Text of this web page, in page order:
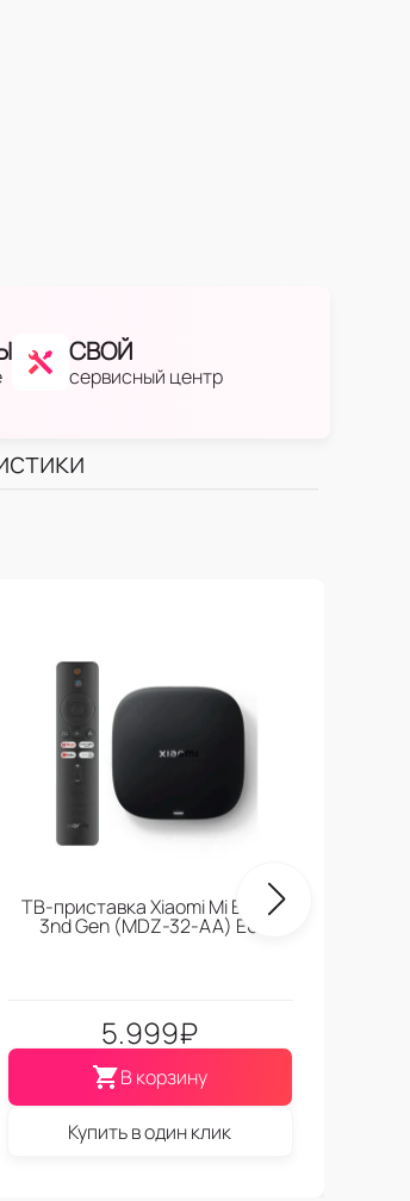
СВОЙ
сервисный центр
ТВ-приставка Xiaomi Mi Box S
3nd Gen (МDZ-32-АА) EU
5.999₽
В корзину
Купить в один клик